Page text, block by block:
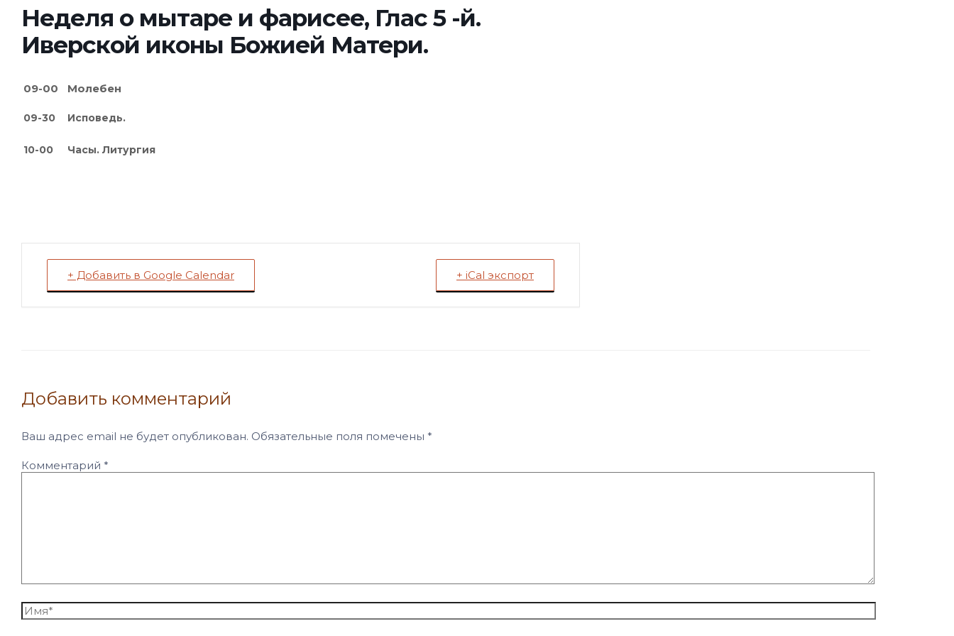
Неделя о мытаре и фарисее, Глас 5 -й.
Иверской иконы Божией Матери.
09-00
09-30
10-00
Молебен
Исповедь.
Часы. Литургия
+ Добавить в Google Calendar + iCal экспорт
Добавить комментарий
Ваш адрес email не будет опубликован. Обязательные поля помечены *
Комментарий *
Имя*